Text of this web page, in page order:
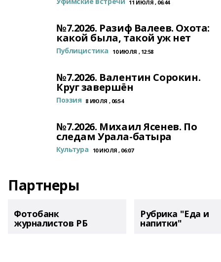
11 ИЮЛЯ , 06:44
№7.2026. Разиф Валеев. Охота:
какой была, такой уж нет
Публицистика 10 ИЮЛЯ , 12:58
№7.2026. Валентин Сорокин.
Круг завершён
Поэзия 8 ИЮЛЯ , 06:54
№7.2026. Михаил Ясенев. По
следам Урала-батыра
Культура 10 ИЮЛЯ , 06:07
Партнеры
Фотобанк
журналистов РБ
Рубрика "Еда и
напитки"